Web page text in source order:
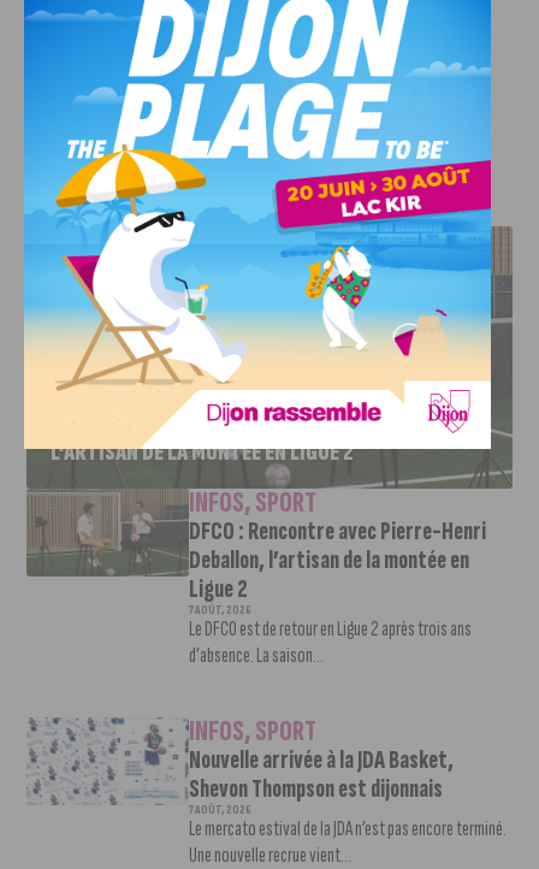
Crédit photo : Depositphotos
J'AIME LE DFCO
DFCO : RENCONTRE AVEC PIERRE-HENRI DEBALLON,
L’ARTISAN DE LA MONTÉE EN LIGUE 2
INFOS,SPORT
DFCO : Rencontre avec Pierre-Henri
Deballon, l’artisan de la montée en
Ligue 2
7 AOÛT, 2026
Le DFCO est de retour en Ligue 2 après trois ans
d’absence. La saison...
INFOS,SPORT
Nouvelle arrivée à la JDA Basket,
Shevon Thompson est dijonnais
7 AOÛT, 2026
Le mercato estival de la JDA n’est pas encore terminé.
Une nouvelle recrue vient...